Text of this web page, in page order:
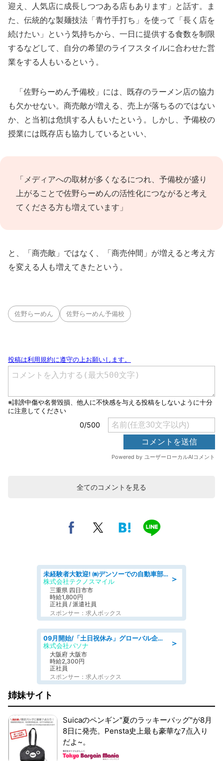
迎え、人気店に成長しつつある店もあります」と話す。ま
た、伝統的な製麺技法「青竹手打ち」を使って「長く店を
続けたい」という気持ちから、一日に提供する食数を制限
するなどして、自分の希望のライフスタイルに合わせた営
業をする人もいるという。
「佐野らーめん予備校」には、既存のラーメン店の協力
も欠かせない。商売敵が増える、売上が落ちるのではない
か、と当初は危惧する人もいたという。しかし、予備校の
授業には既存店も協力しているといい、
「メディアへの取材が多くなるにつれ、予備校が盛り
上がることで佐野らーめんの活性化につながると考え
てくださる方も増えています」
と、「商売敵」ではなく、「商売仲間」が増えると考え方
を変える人も増えてきたという。
佐野らーめん 佐野らーめん予備校
全てのコメントを見る
＞
未経験者大歓迎! ㈱デンソーでの自動車部品の組立作業 denso aichi
株式会社テクノスマイル
三重県 四日市市
時給1,800円
正社員 / 派遣社員
スポンサー：求人ボックス
＞
09月開始/「土日祝休み」グローバル企業での産業保健のお仕事/保健師/高時給/残業なし/服装自由
株式会社パソナ
大阪府 大阪市
時給2,300円
正社員
スポンサー：求人ボックス
姉妹サイト
Suicaのペンギン"夏のラッキーバッグ"が8月
8日に発売。Pensta史上最も豪華な7点入り
だよ~。